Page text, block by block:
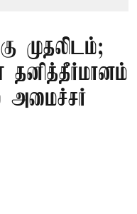
முதலிடம்;
அமைச்சர்